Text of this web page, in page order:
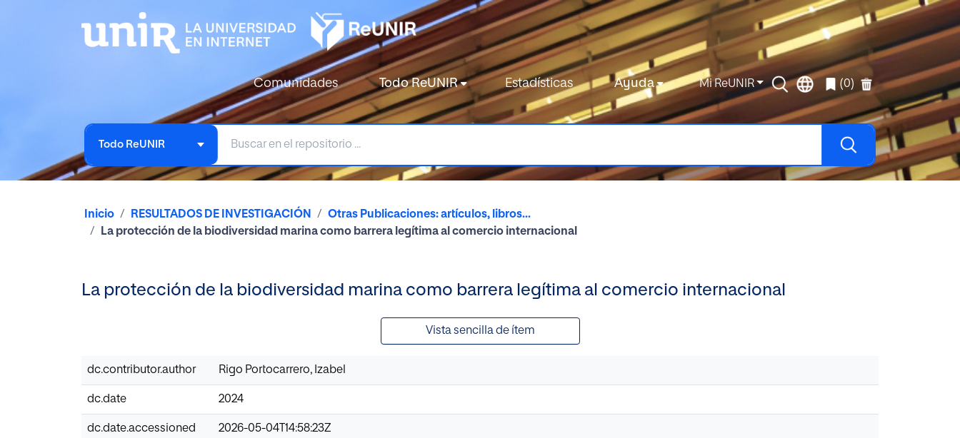
Comunidades Todo ReUNIR Estadísticas Ayuda Mi ReUNIR (0)
Todo ReUNIR
Inicio RESULTADOS DE INVESTIGACIÓN
Otras Publicaciones: artículos, libros...
La protección de la biodiversidad marina como barrera legítima al comercio internacional
La protección de la biodiversidad marina como barrera legítima al comercio internacional
Vista sencilla de ítem
dc.contributor.author Rigo Portocarrero, Izabel
dc.date 2024
dc.date.accessioned 2026-05-04T14:58:23Z